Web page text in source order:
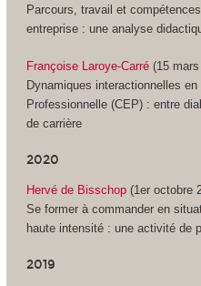
Parcours, travail et
entreprise : une analyse
Françoise Laroye-Carré (15
Dynamiques interactionnelles
Professionnelle (CEP) : entre
de carrière
2020
Hervé de Bisschop(1er octobre
Se former à commander en
haute intensité : une activité de
2019